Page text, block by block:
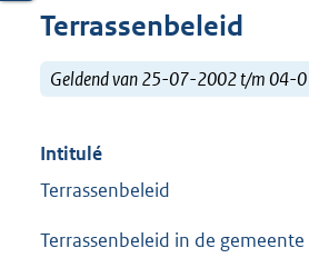
Terrassenbeleid
Geldend van 25-07-2002 t/m 04-
Intitulé
Terrassenbeleid
Terrassenbeleid in de